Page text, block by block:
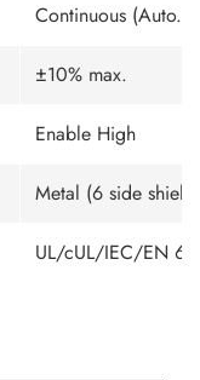
Continuous (Auto.
±10% max.
Enable High
Metal (6 side
UL/cUL/IEC/EN